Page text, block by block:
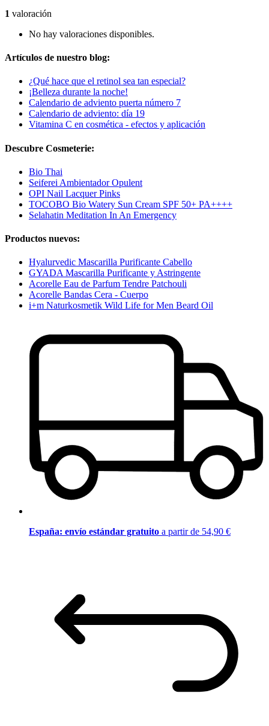
1 valoración
No hay valoraciones disponibles.
Artículos de nuestro blog:
¿Qué hace que el retinol sea tan especial?
¡Belleza durante la noche!
Calendario de adviento puerta número 7
Calendario de adviento: día 19
Vitamina C en cosmética - efectos y aplicación
Descubre Cosmeterie:
Bio Thai
Seiferei Ambientador Opulent
OPI Nail Lacquer Pinks
TOCOBO Bio Watery Sun Cream SPF 50+ PA++++
Selahatin Meditation In An Emergency
Productos nuevos:
Hyalurvedic Mascarilla Purificante Cabello
GYADA Mascarilla Purificante y Astringente
Acorelle Eau de Parfum Tendre Patchouli
Acorelle Bandas Cera - Cuerpo
i+m Naturkosmetik Wild Life for Men Beard Oil
España: envío estándar gratuito a partir de 54,90 €